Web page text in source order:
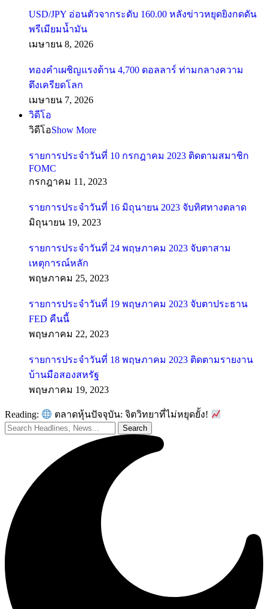
USD/JPY อ่อนตัวจากระดับ 160.00 หลังข่าวหยุดยิงกดดัน
พรีเมียมน้ำมัน
เมษายน 8, 2026
ทองคำเผชิญแรงต้าน 4,700 ดอลลาร์ ท่ามกลางความ
ตึงเครียดโลก
เมษายน 7, 2026
วิดีโอ
วิดีโอShow More
รายการประจำวันที่ 10 กรกฎาคม 2023 ติดตามสมาชิก
FOMC
กรกฎาคม 11, 2023
รายการประจำวันที่ 16 มิถุนายน 2023 จับทิศทางตลาด
มิถุนายน 19, 2023
รายการประจำวันที่ 24 พฤษภาคม 2023 จับตาสาม
เหตุการณ์หลัก
พฤษภาคม 25, 2023
รายการประจำวันที่ 19 พฤษภาคม 2023 จับตาประธาน
FED คืนนี้
พฤษภาคม 22, 2023
รายการประจำวันที่ 18 พฤษภาคม 2023 ติดตามรายงาน
บ้านมือสองสหรัฐ
พฤษภาคม 19, 2023
Reading: ตลาดหุ้นปัจจุบัน: จิตวิทยาที่ไม่หยุดยั้ง!